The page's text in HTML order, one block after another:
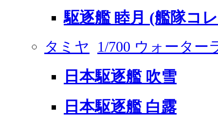
駆逐艦 睦月 (艦隊コ
タミヤ 1/700 ウォーター
日本駆逐艦 吹雪
日本駆逐艦 白露